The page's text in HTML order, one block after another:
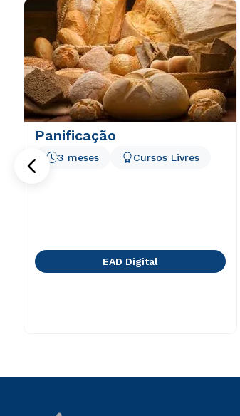
Panificação
3 meses Cursos Livres
EAD Digital